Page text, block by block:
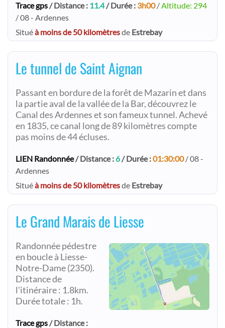
Trace gps/ Distance : 11.4/ Durée : 3h00/Altitude: 294
/ 08 - Ardennes
Situéà moins de 50 kilomètresde Estrebay
Le tunnel de Saint Aignan
Passant en bordure de la forêt de Mazarin et dans
la partie aval de la vallée de la Bar, découvrez le
Canal des Ardennes et son fameux tunnel. Achevé
en 1835, ce canal long de 89 kilomètres compte
pas moins de 44 écluses.
LIEN Randonnée/ Distance : 6/ Durée :01:30:00/ 08 -
Ardennes
Situéà moins de 50 kilomètresde Estrebay
Le Grand Marais de Liesse
Randonnée pédestre
en boucle à Liesse-
Notre-Dame (2350).
Distance de
l'itinéraire : 1.8km.
Durée totale : 1h.
Trace gps/ Distance :